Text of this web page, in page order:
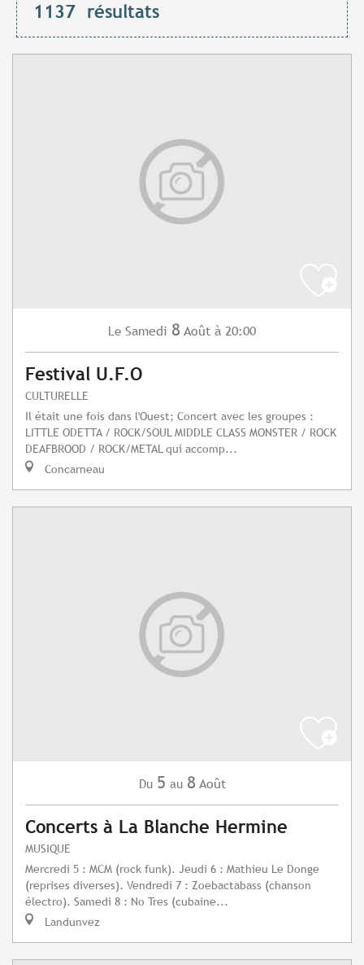
1137 résultats
Le Samedi 8 Août à 20:00
Festival U.F.O
CULTURELLE
Il était une fois dans l'Ouest; Concert avec les groupes :
LITTLE ODETTA / ROCK/SOUL MIDDLE CLASS MONSTER / ROCK
DEAFBROOD / ROCK/METAL qui accomp...
Concarneau
Du 5 au 8 Août
Concerts à La Blanche Hermine
MUSIQUE
Mercredi 5 : MCM (rock funk). Jeudi 6 : Mathieu Le Donge
(reprises diverses). Vendredi 7 : Zoebactabass (chanson
électro). Samedi 8 : No Tres (cubaine...
Landunvez